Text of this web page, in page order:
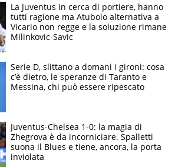
La Juventus in cerca di portiere, hanno
tutti ragione ma Atubolo alternativa a
Vicario non regge e la soluzione rimane
Milinkovic-Savic
Serie D, slittano a domani i gironi: cosa
c’è dietro, le speranze di Taranto e
Messina, chi può essere ripescato
Juventus-Chelsea 1-0: la magia di
Zhegrova è da incorniciare. Spalletti
suona il Blues e tiene, ancora, la porta
inviolata